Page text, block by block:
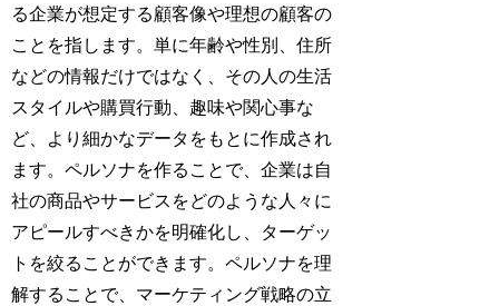
る企業が想定する顧客像や理想の顧客の
ことを指します。単に年齢や性別、住所
などの情報だけではなく、その人の生活
スタイルや購買行動、趣味や関心事な
ど、より細かなデータをもとに作成され
ます。ペルソナを作ることで、企業は自
社の商品やサービスをどのような人々に
アピールすべきかを明確化し、ターゲッ
トを絞ることができます。ペルソナを理
解することで、マーケティング戦略の立